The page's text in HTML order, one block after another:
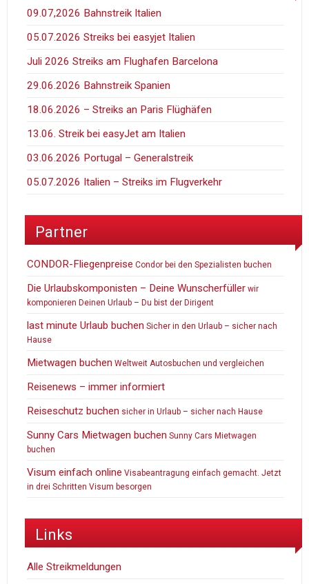
09.07,2026 Bahnstreik Italien
05.07.2026 Streiks bei easyjet Italien
Juli 2026 Streiks am Flughafen Barcelona
29.06.2026 Bahnstreik Spanien
18.06.2026 – Streiks an Paris Flüghäfen
13.06. Streik bei easyJet am Italien
03.06.2026 Portugal – Generalstreik
05.07.2026 Italien – Streiks im Flugverkehr
Partner
CONDOR-Fliegenpreise Condor bei den Spezialisten buchen
Die Urlaubskomponisten – Deine Wunscherfüller wir
komponieren Deinen Urlaub – Du bist der Dirigent
last minute Urlaub buchen Sicher in den Urlaub – sicher nach
Hause
Mietwagen buchen Weltweit Autosbuchen und vergleichen
Reisenews – immer informiert
Reiseschutz buchen sicher in Urlaub – sicher nach Hause
Sunny Cars Mietwagen buchen Sunny Cars Mietwagen
buchen
Visum einfach online Visabeantragung einfach gemacht. Jetzt
in drei Schritten Visum besorgen
Links
Alle Streikmeldungen